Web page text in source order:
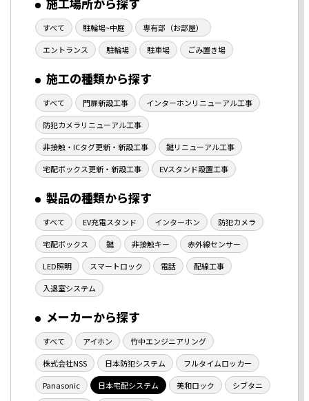
すべて 駐輪場~中庭
専有部（お部屋）
エントランス
駐輪場 駐車場 ごみ置き場
施工の種類から探す
すべて 門扉新設工事
インターホンリニューアル工事
防犯カメラリニューアル工事
非接触・ICタグ更新・新設工事
鍵リニューアル工事
宅配ボックス更新・新設工事
EVスタンド設置工事
製品の種類から探す
すべて EV充電スタンド インターホン
防犯カメラ
宅配ボックス
鍵 非接触キー
赤外線センサー
LED照明
スマートロック 電話
配線工事
入退室システム
メーカーから探す
すべて アイホン
竹中エンジニアリング
株式会社NSS
日本防犯システム
フルタイムロッカー
Panasonic
日本宅配システム 美和ロック
シブタニ